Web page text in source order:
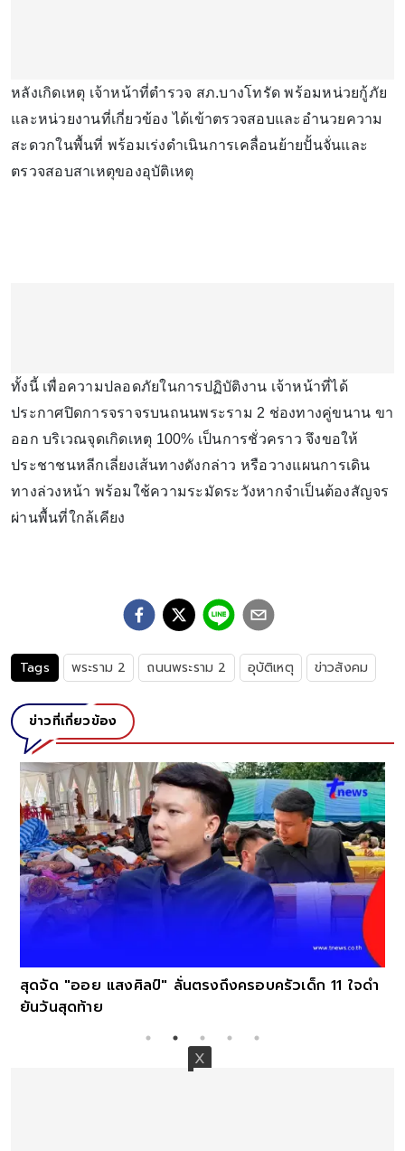
หลังเกิดเหตุ เจ้าหน้าที่ตำรวจ สภ.บางโทรัด พร้อมหน่วยกู้ภัย
และหน่วยงานที่เกี่ยวข้อง ได้เข้าตรวจสอบและอำนวยความ
สะดวกในพื้นที่ พร้อมเร่งดำเนินการเคลื่อนย้ายปั้นจั่นและ
ตรวจสอบสาเหตุของอุบัติเหตุ
ทั้งนี้ เพื่อความปลอดภัยในการปฏิบัติงาน เจ้าหน้าที่ได้
ประกาศปิดการจราจรบนถนนพระราม 2 ช่องทางคู่ขนาน ขา
ออก บริเวณจุดเกิดเหตุ 100% เป็นการชั่วคราว จึงขอให้
ประชาชนหลีกเลี่ยงเส้นทางดังกล่าว หรือวางแผนการเดิน
ทางล่วงหน้า พร้อมใช้ความระมัดระวังหากจำเป็นต้องสัญจร
ผ่านพื้นที่ใกล้เคียง
Tags พระราม 2 ถนนพระราม 2 อุบัติเหตุ ข่าวสังคม
ข่าวที่เกี่ยวข้อง
สุดจัด "ออย แสงศิลป์" ลั่นตรงถึงครอบครัวเด็ก 11 ใจดำ
ยันวันสุดท้าย